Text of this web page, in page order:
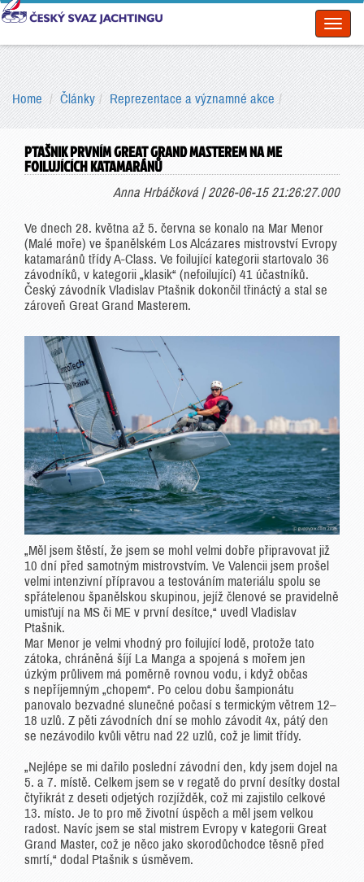
Home Články Reprezentace a významné akce
PTAŠNIK PRVNÍM GREAT GRAND MASTEREM NA ME
FOILUJÍCÍCH KATAMARÁNŮ
Anna Hrbáčková | 2026-06-15 21:26:27.000
Ve dnech 28. května až 5. června se konalo na Mar Menor
(Malé moře) ve španělském Los Alcázares mistrovství Evropy
katamaránů třídy A-Class. Ve foilující kategorii startovalo 36
závodníků, v kategorii „klasik“ (nefoilující) 41 účastníků.
Český závodník Vladislav Ptašnik dokončil třináctý a stal se
zároveň Great Grand Masterem.
„Měl jsem štěstí, že jsem se mohl velmi dobře připravovat již
10 dní před samotným mistrovstvím. Ve Valencii jsem prošel
velmi intenzivní přípravou a testováním materiálu spolu se
spřátelenou španělskou skupinou, jejíž členové se pravidelně
umisťují na MS či ME v první desítce,“ uvedl Vladislav
Ptašnik.
Mar Menor je velmi vhodný pro foilující lodě, protože tato
zátoka, chráněná šíjí La Manga a spojená s mořem jen
úzkým průlivem má poměrně rovnou vodu, i když občas
s nepříjemným „chopem“. Po celou dobu šampionátu
panovalo bezvadné slunečné počasí s termickým větrem 12–
18 uzlů. Z pěti závodních dní se mohlo závodit 4x, pátý den
se nezávodilo kvůli větru nad 22 uzlů, což je limit třídy.
„Nejlépe se mi dařilo poslední závodní den, kdy jsem dojel na
5. a 7. místě. Celkem jsem se v regatě do první desítky dostal
čtyřikrát z deseti odjetých rozjížděk, což mi zajistilo celkové
13. místo. Je to pro mě životní úspěch a měl jsem velkou
radost. Navíc jsem se stal mistrem Evropy v kategorii Great
Grand Master, což je něco jako skorodůchodce těsně před
smrtí,“ dodal Ptašnik s úsměvem.